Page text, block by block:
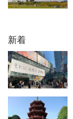
新着